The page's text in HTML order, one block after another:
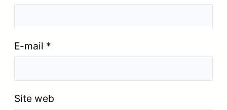
E-mail *
Site web